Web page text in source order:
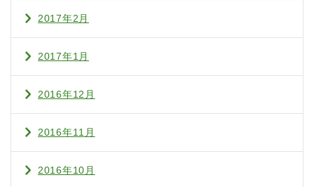
2017年2月
2017年1月
2016年12月
2016年11月
2016年10月